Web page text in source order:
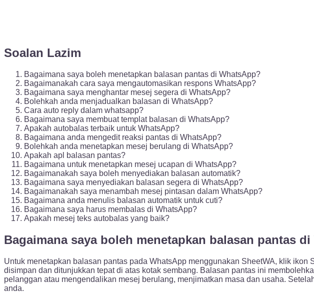
Soalan Lazim
Bagaimana saya boleh menetapkan balasan pantas di WhatsApp?
Bagaimanakah cara saya mengautomasikan respons WhatsApp?
Bagaimana saya menghantar mesej segera di WhatsApp?
Bolehkah anda menjadualkan balasan di WhatsApp?
Cara auto reply dalam whatsapp?
Bagaimana saya membuat templat balasan di WhatsApp?
Apakah autobalas terbaik untuk WhatsApp?
Bagaimana anda mengedit reaksi pantas di WhatsApp?
Bolehkah anda menetapkan mesej berulang di WhatsApp?
Apakah apl balasan pantas?
Bagaimana untuk menetapkan mesej ucapan di WhatsApp?
Bagaimanakah saya boleh menyediakan balasan automatik?
Bagaimana saya menyediakan balasan segera di WhatsApp?
Bagaimanakah saya menambah mesej pintasan dalam WhatsApp?
Bagaimana anda menulis balasan automatik untuk cuti?
Bagaimana saya harus membalas di WhatsApp?
Apakah mesej teks autobalas yang baik?
Bagaimana saya boleh menetapkan balasan pantas
Untuk menetapkan balasan pantas pada WhatsApp menggunakan SheetWA, klik
disimpan dan ditunjukkan tepat di atas kotak sembang. Balasan pantas ini
pelanggan atau mengendalikan mesej berulang, menjimatkan masa dan usaha.
anda.